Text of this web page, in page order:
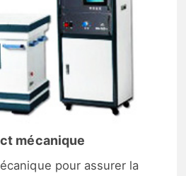
mécanique
pour assurer la